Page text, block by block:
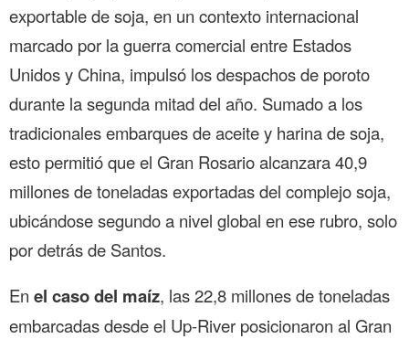
exportable de soja, en un contexto internacional
marcado por la guerra comercial entre Estados
Unidos y China, impulsó los despachos de poroto
durante la segunda mitad del año. Sumado a los
tradicionales embarques de aceite y harina de soja,
esto permitió que el Gran Rosario alcanzara 40,9
millones de toneladas exportadas del complejo soja,
ubicándose segundo a nivel global en ese rubro, solo
por detrás de Santos.
En el caso del maíz, las 22,8 millones de toneladas
embarcadas desde el Up-River posicionaron al Gran